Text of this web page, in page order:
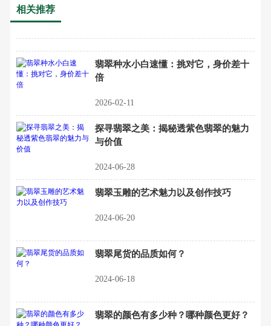
相关推荐
翡翠种水小白速懂：挑对它，身价差十
倍
2026-02-11
探寻翡翠之美：揭秘透紫色翡翠的魅力
与价值
2024-06-28
翡翠玉雕的艺术魅力以及创作技巧
2024-06-20
翡翠尾货的品质如何？
2024-06-18
翡翠的颜色有多少种？哪种颜色更好？